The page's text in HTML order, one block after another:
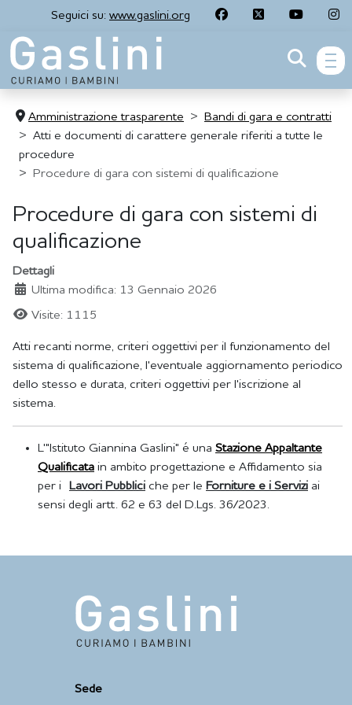
Seguici su: www.gaslini.org
Amministrazione trasparente
Bandi di gara e contratti
Atti e documenti di carattere generale riferiti a tutte le
procedure
Procedure di gara con sistemi di qualificazione
Procedure di gara con sistemi di
qualificazione
Dettagli
Ultima modifica: 13 Gennaio 2026
Visite: 1115
Atti recanti norme, criteri oggettivi per il funzionamento del
sistema di qualificazione, l'eventuale aggiornamento periodico
dello stesso e durata, criteri oggettivi per l'iscrizione al
sistema.
L'"Istituto Giannina Gaslini" é una Stazione Appaltante
Qualificata in ambito progettazione e Affidamento sia
per i Lavori Pubblici che per le Forniture e i Servizi ai
sensi degli artt. 62 e 63 del D.Lgs. 36/2023.
Sede